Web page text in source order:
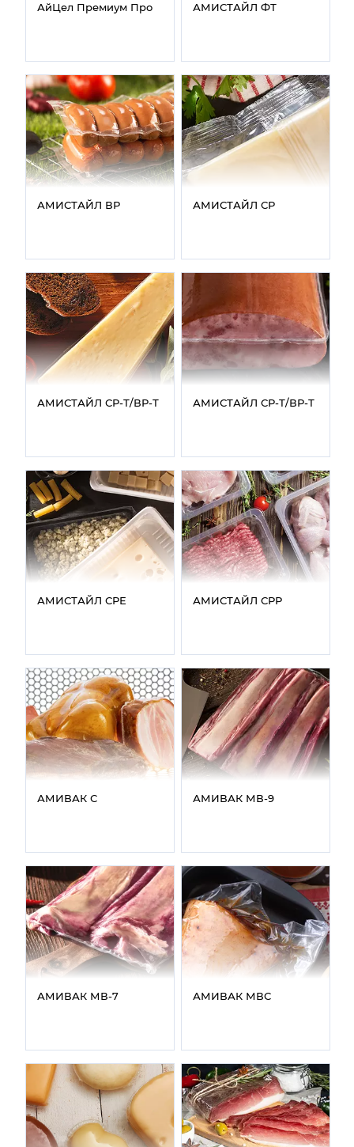
АйЦел Премиум Про АМИСТАЙЛ ФТ
АМИСТАЙЛ ВР АМИСТАЙЛ СР
АМИСТАЙЛ СР‑Т/ВР‑Т АМИСТАЙЛ СР‑Т/ВР‑Т
АМИСТАЙЛ СРЕ АМИСТАЙЛ СРР
АМИВАК С АМИВАК МВ‑9
АМИВАК МВ‑7 АМИВАК МВС